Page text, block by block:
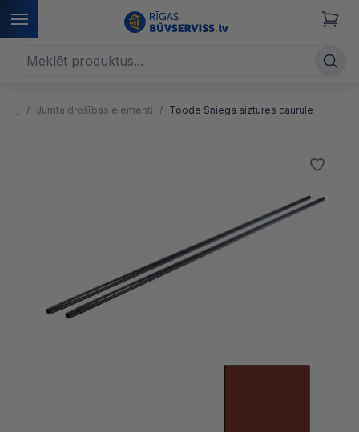
Jumta drošības elementi Toode Sniega aiztures caurule